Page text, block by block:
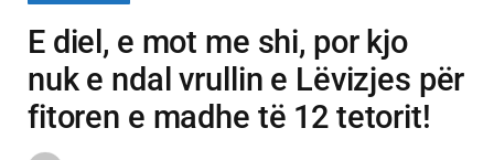
E diel, e mot me shi, por kjo
nuk e ndal vrullin e Lëvizjes për
fitoren e madhe të 12 tetorit!